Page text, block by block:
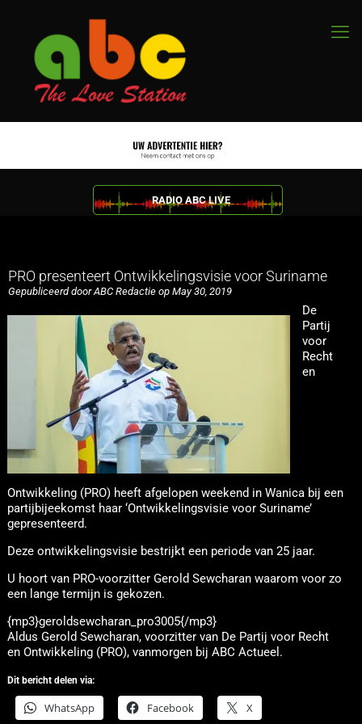
RADIO ABC LIVE
PRO presenteert Ontwikkelingsvisie voor Suriname
Gepubliceerd door ABC Redactie op May 30, 2019
De
Partij
voor
Recht
en
Ontwikkeling (PRO) heeft afgelopen weekend in Wanica bij een
partijbijeekomst haar ‘Ontwikkelingsvisie voor Suriname’
gepresenteerd.
Deze ontwikkelingsvisie bestrijkt een periode van 25 jaar.
U hoort van PRO-voorzitter Gerold Sewcharan waarom voor zo
een lange termijn is gekozen.
{mp3}geroldsewcharan_pro3005{/mp3}
Aldus Gerold Sewcharan, voorzitter van De Partij voor Recht
en Ontwikkeling (PRO), vanmorgen bij ABC Actueel.
Dit bericht delen via:
WhatsApp Facebook X